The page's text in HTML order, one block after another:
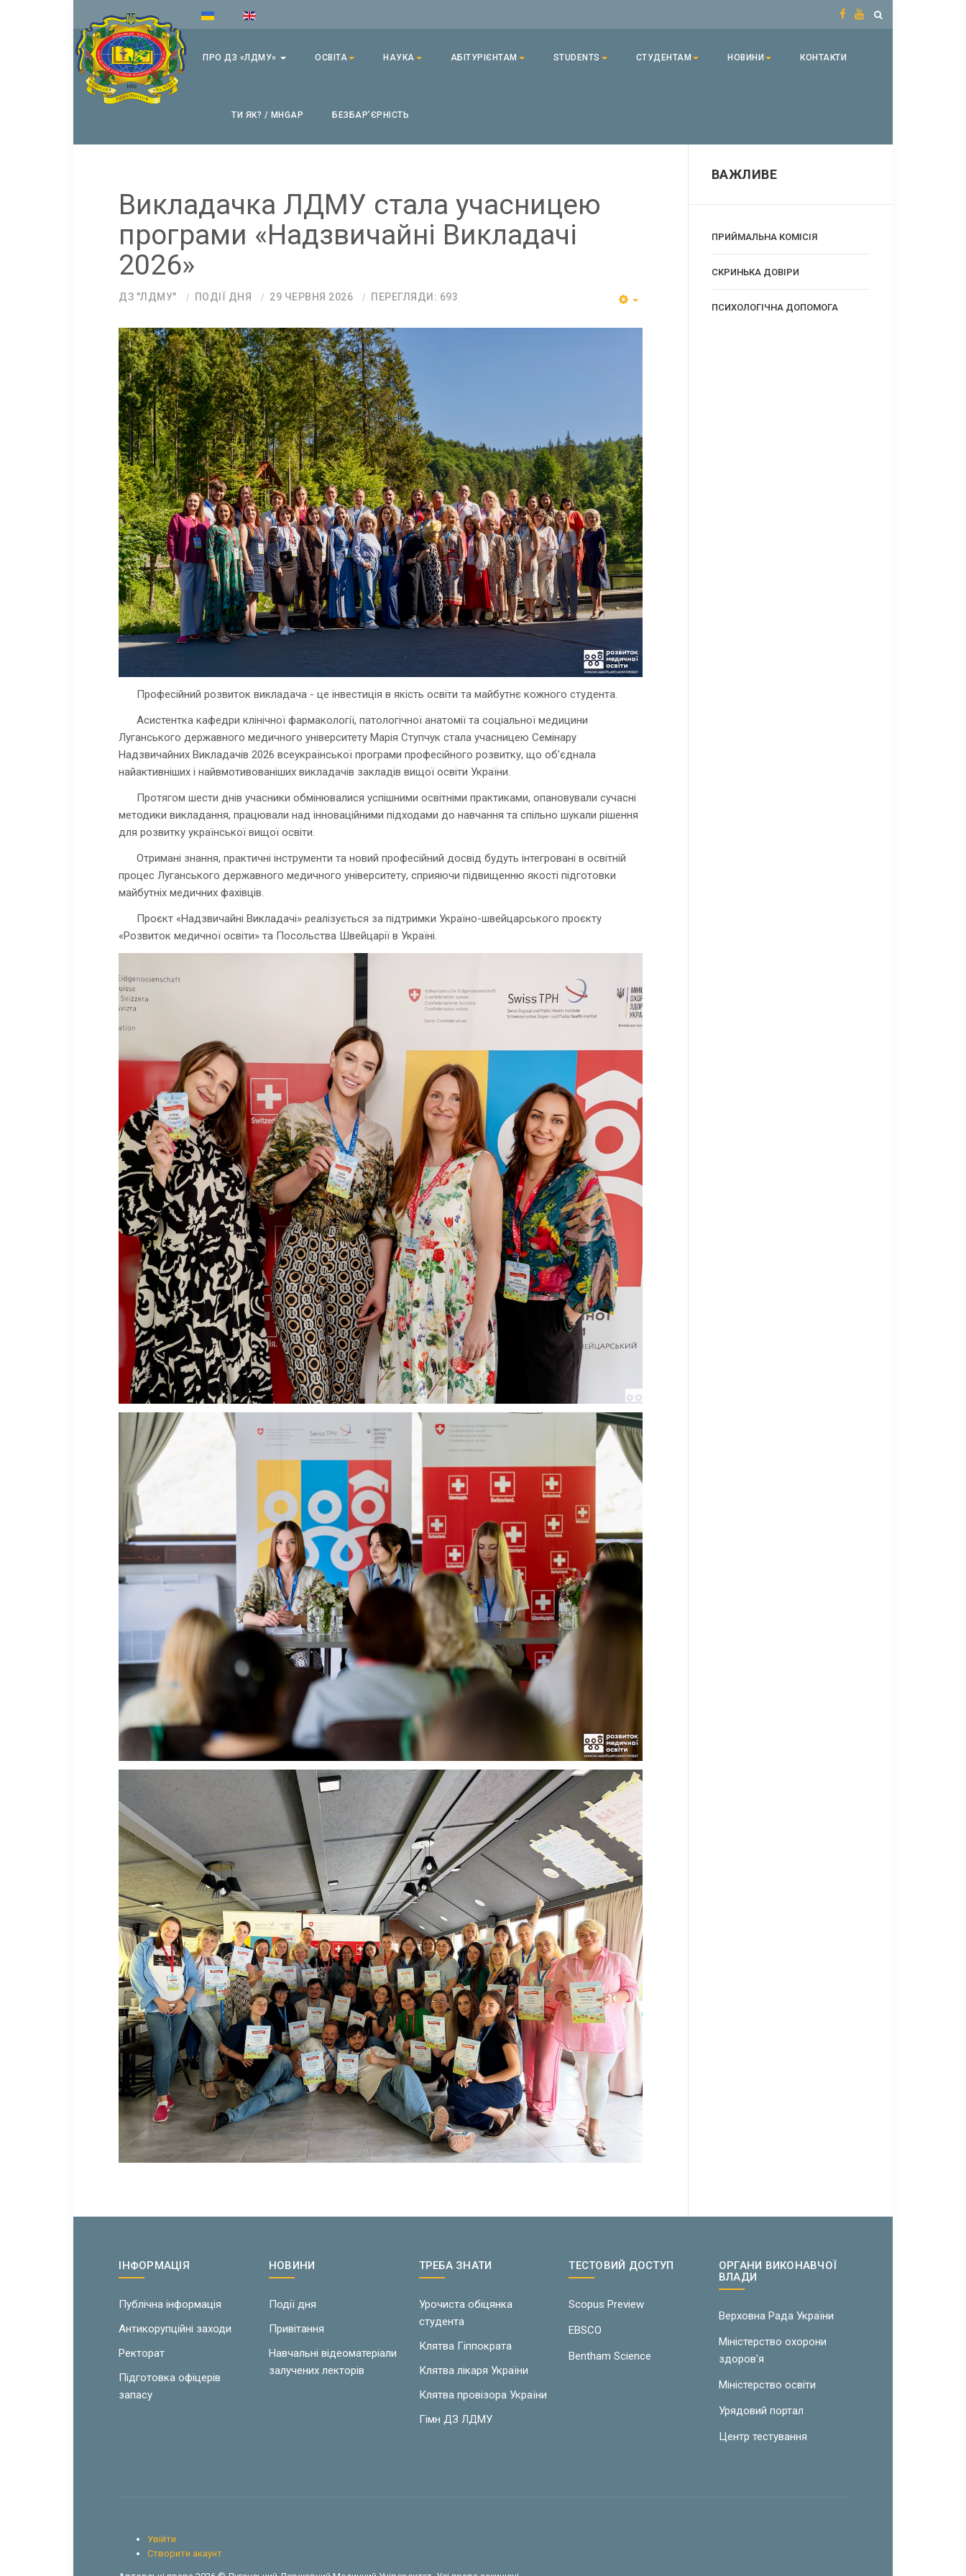
ПРО ДЗ «ЛДМУ» ОСВІТА НАУКА АБІТУРІЄНТАМ STUDENTS СТУДЕНТАМ НОВИНИ КОНТАКТИ
ТИ ЯК? / MHGAP БЕЗБАРʼЄРНІСТЬ
Викладачка ЛДМУ стала учасницею
програми «Надзвичайні Викладачі
2026»
ДЗ "ЛДМУ" ПОДІЇ ДНЯ 29 ЧЕРВНЯ 2026 ПЕРЕГЛЯДИ: 693
Професійний розвиток викладача - це інвестиція в якість освіти та майбутнє кожного студента.
Асистентка кафедри клінічної фармакології, патологічної анатомії та соціальної медицини
Луганського державного медичного університету Марія Ступчук стала учасницею Семінару
Надзвичайних Викладачів 2026 всеукраїнської програми професійного розвитку, що об'єднала
найактивніших і найвмотивованіших викладачів закладів вищої освіти України.
Протягом шести днів учасники обмінювалися успішними освітніми практиками, опановували сучасні
методики викладання, працювали над інноваційними підходами до навчання та спільно шукали рішення
для розвитку української вищої освіти.
Отримані знання, практичні інструменти та новий професійний досвід будуть інтегровані в освітній
процес Луганського державного медичного університету, сприяючи підвищенню якості підготовки
майбутніх медичних фахівців.
Проєкт «Надзвичайні Викладачі» реалізується за підтримки Україно-швейцарського проєкту
«Розвиток медичної освіти» та Посольства Швейцарії в Україні.
ВАЖЛИВЕ
ПРИЙМАЛЬНА КОМІСІЯ
CКРИНЬКА ДОВІРИ
ПСИХОЛОГІЧНА ДОПОМОГА
ІНФОРМАЦІЯ
Публічна інформація
Антикорупційні заходи
Ректорат
Підготовка офіцерів
запасу
НОВИНИ
Події дня
Привітання
Навчальні відеоматеріали
залучених лекторів
ТРЕБА ЗНАТИ
Урочиста обіцянка
студента
Клятва Гіппократа
Клятва лікаря України
Клятва провізора України
Гімн ДЗ ЛДМУ
ТЕСТОВИЙ ДОСТУП
Scopus Preview
EBSCO
Bentham Science
ОРГАНИ ВИКОНАВЧОЇ
ВЛАДИ
Верховна Рада України
Міністерство охорони
здоров'я
Міністерство освіти
Урядовий портал
Центр тестування
Увійти
Створити акаунт